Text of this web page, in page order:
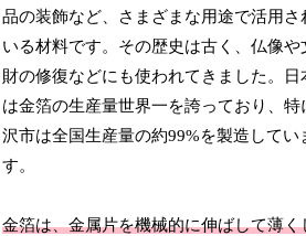
品の装飾など、さまざまな用途で活用さ
いる材料です。その歴史は古く、仏像や
財の修復などにも使われてきました。日
は金箔の生産量世界一を誇っており、特
沢市は全国生産量の約99%を製造してい
す。
金箔は、金属片を機械的に伸ばして薄く